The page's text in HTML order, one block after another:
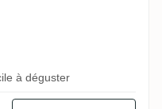
à déguster